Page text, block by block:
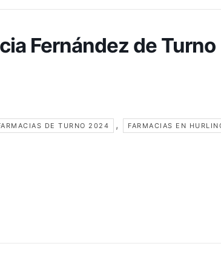
Fernández de Turno
DE TURNO 2024 , FARMACIAS EN